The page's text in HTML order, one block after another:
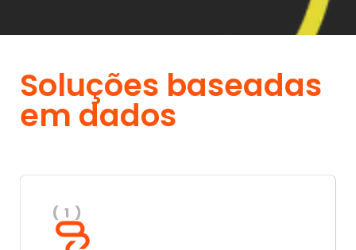
Soluções baseadas
em dados
( 1 )